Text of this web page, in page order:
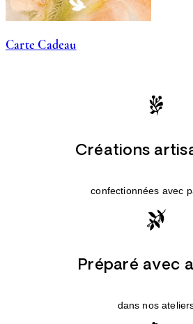
Carte Cadeau
Créations
confectionnées avec
Préparé avec
dans nos